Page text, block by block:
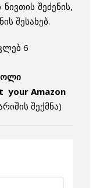
შეძენის,
შესახებ.
6
your Amazon
შექმნა)